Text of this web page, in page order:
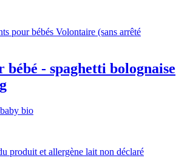
pour bébés Volontaire (sans arrêté
bébé - spaghetti bolognaise
bio
produit et allergène lait non déclaré